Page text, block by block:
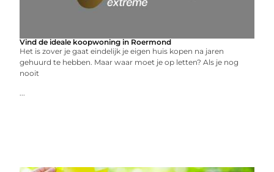
Vind de ideale koopwoning in Roermond
Het is zover je gaat eindelijk je eigen huis kopen na jaren
gehuurd te hebben. Maar waar moet je op letten? Als je nog
nooit
...